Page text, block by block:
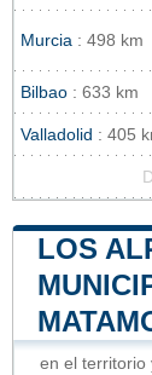
Murcia : 498 km
Bilbao : 633 km
Valladolid : 405
LOS
en el territorio